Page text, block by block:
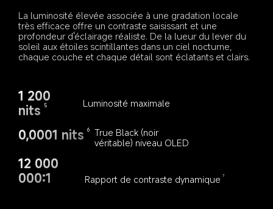
La luminosité élevée associée à une gradation locale
très efficace offre un contraste saisissant et une
profondeur d'éclairage réaliste. De la lueur du lever du
soleil aux étoiles scintillantes dans un ciel nocturne,
chaque couche et chaque détail sont éclatants et clairs.
1 200
nits
5 Luminosité maximale
0,0001 nits 6
True Black (noir
véritable) niveau OLED
12 000
000:1
Rapport de contraste dynamique 7